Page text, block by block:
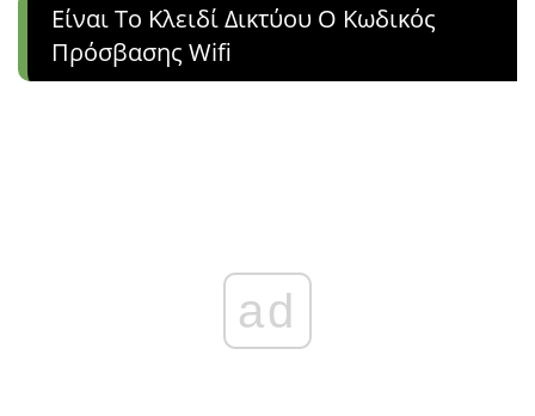
Είναι Το Κλειδί Δικτύου Ο Κωδικός
Πρόσβασης Wifi
ad